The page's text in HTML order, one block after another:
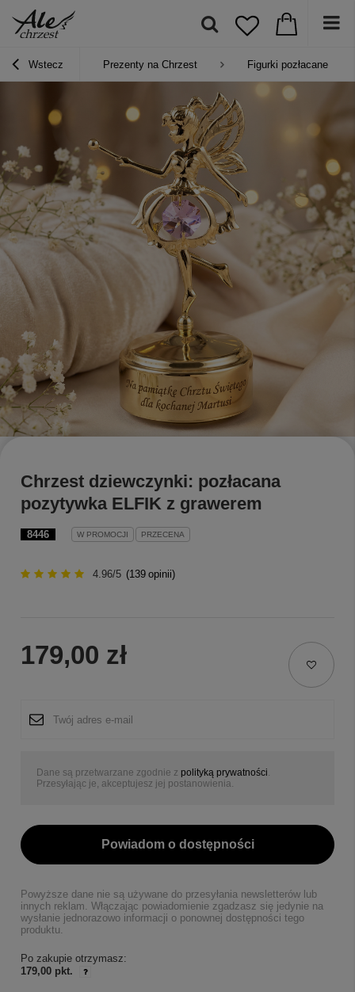
Wstecz Prezenty na Chrzest Figurki pozłacane
8446 W PROMOCJI PRZECENA
Chrzest dziewczynki: pozłacana
pozytywka ELFIK z grawerem
4.96/5 (139 opinii)
179,00 zł
Dane są przetwarzane zgodnie z polityką prywatności
Przesyłając je, akceptujesz jej postanowienia.
Powiadom o dostępności
Powyższe dane nie są używane do przesyłania newsletterów lub
innych reklam. Włączając powiadomienie zgadzasz się jedynie na
wysłanie jednorazowo informacji o ponownej dostępności tego
produktu.
Po zakupie otrzymasz:
179,00 pkt.